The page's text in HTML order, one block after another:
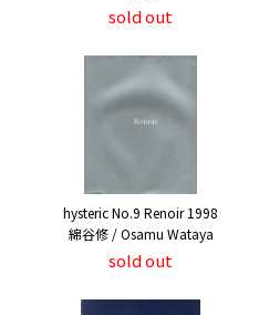
sold out
hysteric No.9 Renoir 1998
綿谷修 / Osamu Wataya
sold out